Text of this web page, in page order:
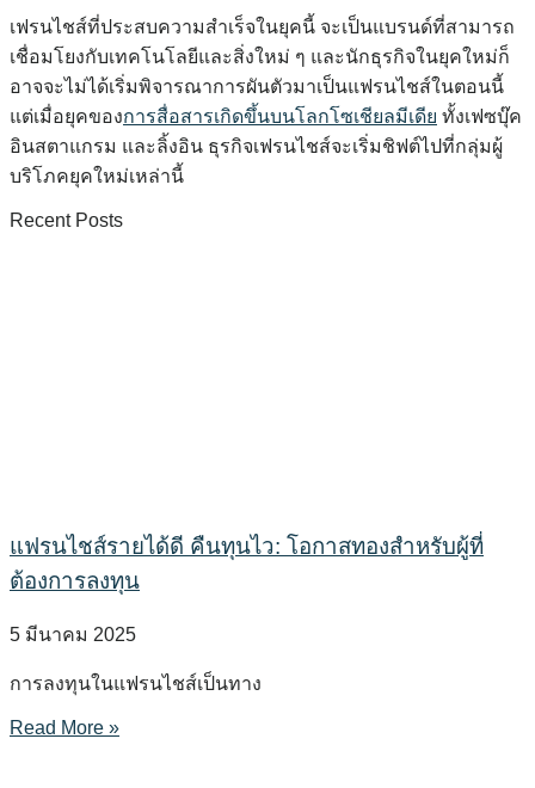
เฟรนไชส์ที่ประสบความสำเร็จในยุคนี้ จะเป็นแบรนด์ที่สามารถ
เชื่อมโยงกับเทคโนโลยีและสิ่งใหม่ ๆ และนักธุรกิจในยุคใหม่ก็
อาจจะไม่ได้เริ่มพิจารณาการผันตัวมาเป็นแฟรนไชส์ในตอนนี้
แต่เมื่อยุคของการสื่อสารเกิดขึ้นบนโลกโซเชียลมีเดีย ทั้งเฟซบุ๊ค
อินสตาแกรม และลิ้งอิน ธุรกิจเฟรนไชส์จะเริ่มชิฟต์ไปที่กลุ่มผู้
บริโภคยุคใหม่เหล่านี้
Recent Posts
แฟรนไชส์รายได้ดี คืนทุนไว: โอกาสทองสำหรับผู้ที่
ต้องการลงทุน
5 มีนาคม 2025
การลงทุนในแฟรนไชส์เป็นทาง
Read More »